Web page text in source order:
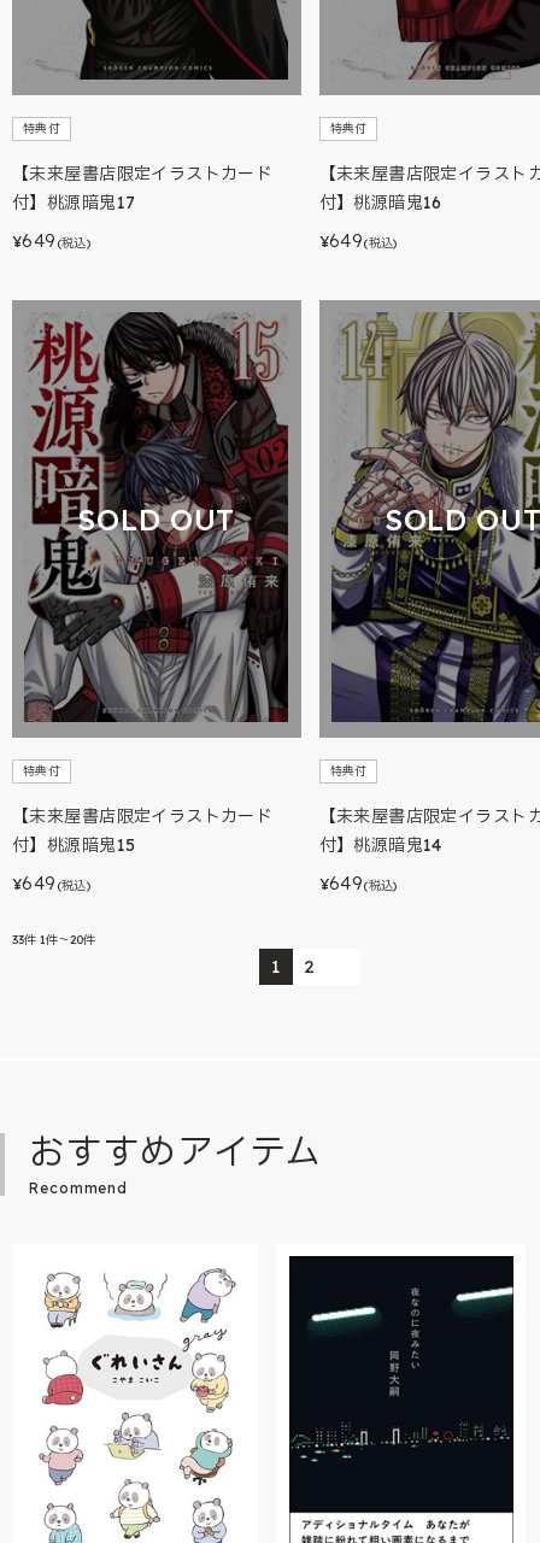
特典付
【未来屋書店限定イラストカード
付】桃源暗鬼17
¥649 (税込)
特典付
【未来屋書店限定イラスト
付】桃源暗鬼16
¥649(税込)
SOLD OUT
特典付
【未来屋書店限定イラストカード
付】桃源暗鬼15
¥649 (税込)
SOLD
特典付
【未来屋書店限定イラスト
付】桃源暗鬼14
¥649(税込)
33件 1件～20件
1 2
おすすめアイテム
Recommend